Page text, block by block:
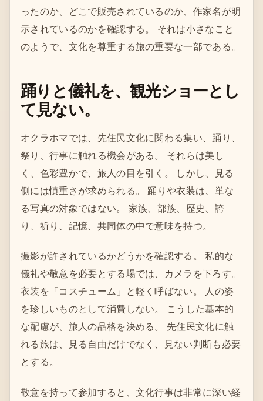
ったのか、どこで販売されているのか、作家名が明
示されているのかを確認する。 それは小さなこと
のようで、文化を尊重する旅の重要な一部である。
踊りと儀礼を、観光ショーとし
て見ない。
オクラホマでは、先住民文化に関わる集い、踊り、
祭り、行事に触れる機会がある。 それらは美し
く、色彩豊かで、旅人の目を引く。 しかし、見る
側には慎重さが求められる。 踊りや衣装は、単な
る写真の対象ではない。 家族、部族、歴史、誇
り、祈り、記憶、共同体の中で意味を持つ。
撮影が許されているかどうかを確認する。 私的な
儀礼や敬意を必要とする場では、カメラを下ろす。
衣装を「コスチューム」と軽く呼ばない。 人の姿
を珍しいものとして消費しない。 こうした基本的
な配慮が、旅人の品格を決める。 先住民文化に触
れる旅は、見る自由だけでなく、見ない判断も必要
とする。
敬意を持って参加すると、文化行事は非常に深い経